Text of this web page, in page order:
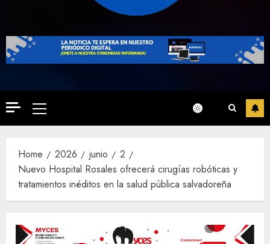
Primary
Menu
Home 2026 junio
2
Nuevo Hospital Rosales ofrecerá cirugías robóticas y
tratamientos inéditos en la salud pública salvadoreña